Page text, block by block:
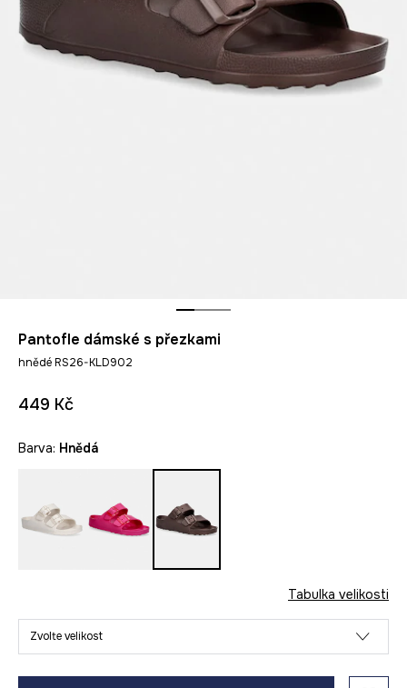
Pantofle dámské s přezkami
hnědé RS26-KLD902
449 Kč
Barva: hnědá
Tabulka velikosti
Zvolte velikost